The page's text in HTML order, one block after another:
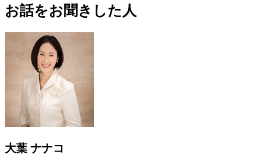
お話をお聞きした人
大葉 ナナコ